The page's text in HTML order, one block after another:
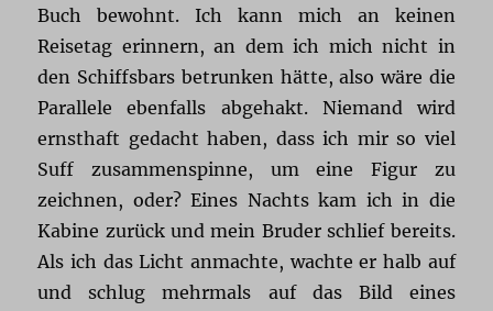
Buch bewohnt. Ich kann mich an keinen
Reisetag erinnern, an dem ich mich nicht in
den Schiffsbars betrunken hätte, also wäre die
Parallele ebenfalls abgehakt. Niemand wird
ernsthaft gedacht haben, dass ich mir so viel
Suff zusammenspinne, um eine Figur zu
zeichnen, oder? Eines Nachts kam ich in die
Kabine zurück und mein Bruder schlief bereits.
Als ich das Licht anmachte, wachte er halb auf
und schlug mehrmals auf das Bild eines